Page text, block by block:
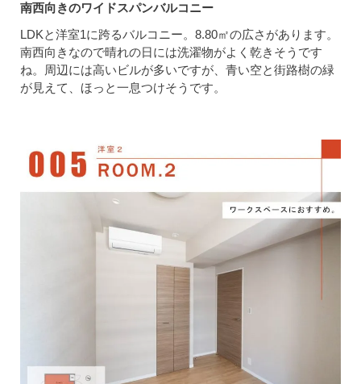
南西向きのワイドスパンバルコニー
LDKと洋室1に跨るバルコニー。8.80㎡の広さがあります。
南西向きなので晴れの日には洗濯物がよく乾きそうです
ね。周辺には高いビルが多いですが、青い空と街路樹の緑
が見えて、ほっと一息つけそうです。